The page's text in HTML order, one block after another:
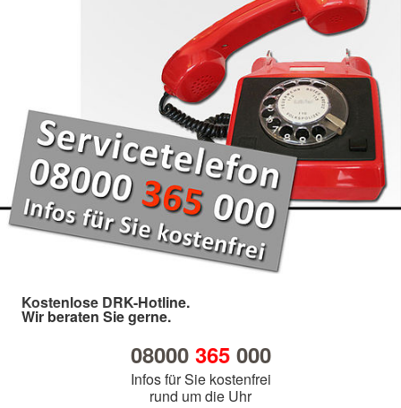
Kostenlose DRK-Hotline.
Wir beraten Sie gerne.
08000 365000
Infos für Sie kostenfrei
rund um die Uhr